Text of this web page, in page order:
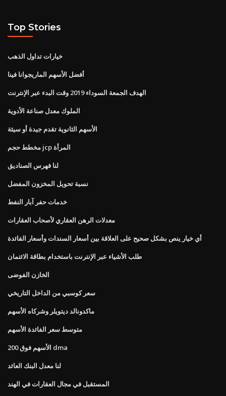
Top Stories
خيارات تداول الذهب
أفضل الأسهم الماريجوانا فينا
الهدف الجمعة السوداء 2019 وقت البدء عبر الإنترنت
الملوك معدل صناعة الأدوية
الأسهم الثانوية تقدم جيدة أو سيئة
مخطط حجم jcp المرأة
لنا فهرس الصناديق
نسبة تحويل المخزون المفضل
خدمات حفر آبار النفط
معدلات الرهن العقاري لأصحاب العقارات
أي خيار ينص بشكل صحيح على العلاقة بين أسعار السندات وأسعار الفائدة
طلب الأشياء عبر الإنترنت باستخدام بطاقة الائتمان
الخازن الفوضى
سعر كوسبي من الداخل التاريخي
ماكدونالد ديتويلر وشركاه الأسهم
متوسط ​​سعر الفائدة الأسهم
الأسهم فوق 200 dma
لنا معدل البنك العائد
المستقبل في مجال العقارات في الهند